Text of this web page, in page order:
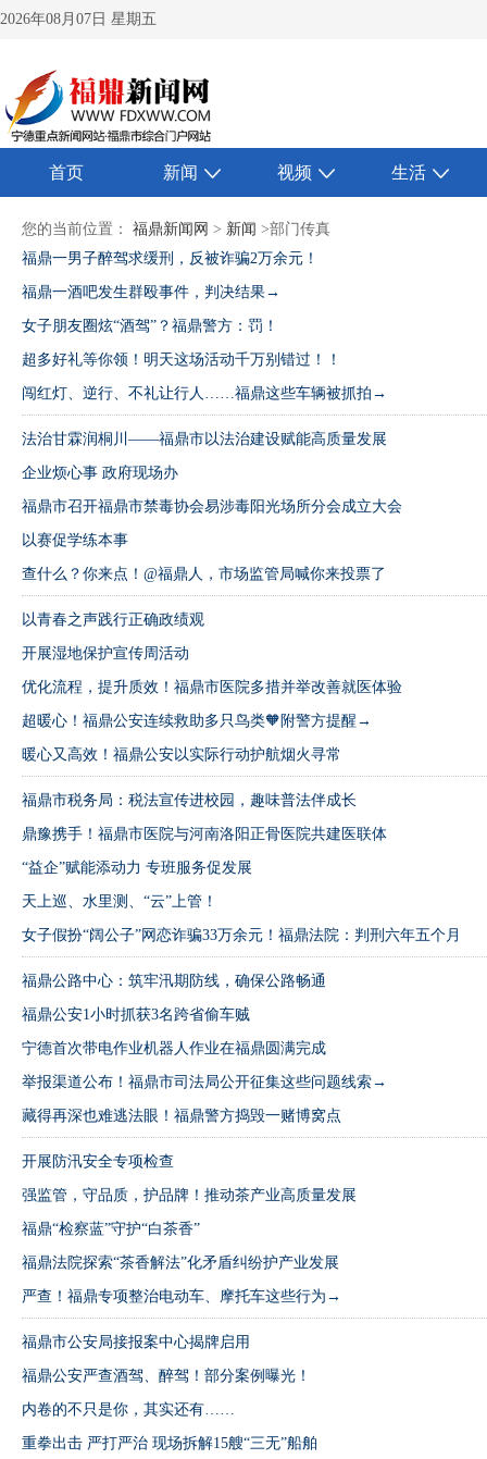
2026年08月07日 星期五
首页 新闻 视频 生活
您的当前位置： 福鼎新闻网 > 新闻 >部门传真
福鼎一男子醉驾求缓刑，反被诈骗2万余元！
福鼎一酒吧发生群殴事件，判决结果→
女子朋友圈炫“酒驾”？福鼎警方：罚！
超多好礼等你领！明天这场活动千万别错过！！
闯红灯、逆行、不礼让行人……福鼎这些车辆被抓拍→
法治甘霖润桐川——福鼎市以法治建设赋能高质量发展
企业烦心事 政府现场办
福鼎市召开福鼎市禁毒协会易涉毒阳光场所分会成立大会
以赛促学练本事
查什么？你来点！@福鼎人，市场监管局喊你来投票了
以青春之声践行正确政绩观​
开展湿地保护宣传周活动
优化流程，提升质效！福鼎市医院多措并举改善就医体验
超暖心！福鼎公安连续救助多只鸟类🧡附警方提醒→
暖心又高效！福鼎公安以实际行动护航烟火寻常
福鼎市税务局：税法宣传进校园，趣味普法伴成长
鼎豫携手！福鼎市医院与河南洛阳正骨医院共建医联体
“益企”赋能添动力 专班服务促发展
天上巡、水里测、“云”上管！
女子假扮“阔公子”网恋诈骗33万余元！福鼎法院：判刑六年五个月
福鼎公路中心：筑牢汛期防线，确保公路畅通
福鼎公安1小时抓获3名跨省偷车贼
宁德首次带电作业机器人作业在福鼎圆满完成
举报渠道公布！福鼎市司法局公开征集这些问题线索→
藏得再深也难逃法眼！福鼎警方捣毁一赌博窝点
开展防汛安全专项检查
强监管，守品质，护品牌！推动茶产业高质量发展
福鼎“检察蓝”守护“白茶香”
福鼎法院探索“茶香解法”化矛盾纠纷护产业发展
严查！福鼎专项整治电动车、摩托车这些行为→
福鼎市公安局接报案中心揭牌启用
福鼎公安严查酒驾、醉驾！部分案例曝光！
内卷的不只是你，其实还有……
重拳出击 严打严治 现场拆解15艘“三无”船舶